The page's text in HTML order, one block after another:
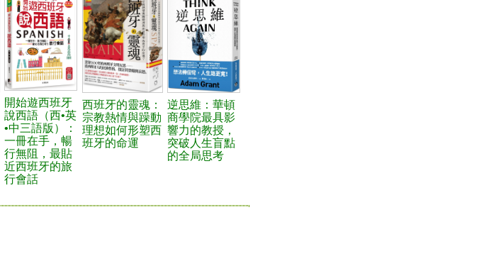
開始遊西班牙
說西語（西•英
•中三語版）：
一冊在手，暢
行無阻，最貼
近西班牙的旅
行會話
西班牙的靈魂：
宗教熱情與躁動
理想如何形塑西
班牙的命運
逆思維：華頓
商學院最具影
響力的教授，
突破人生盲點
的全局思考